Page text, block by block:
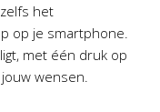
het
op je smartphone.
met één druk op
wensen.